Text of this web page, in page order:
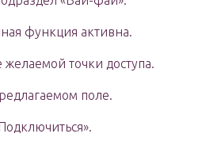
функция активна.
точки доступа.
поле.